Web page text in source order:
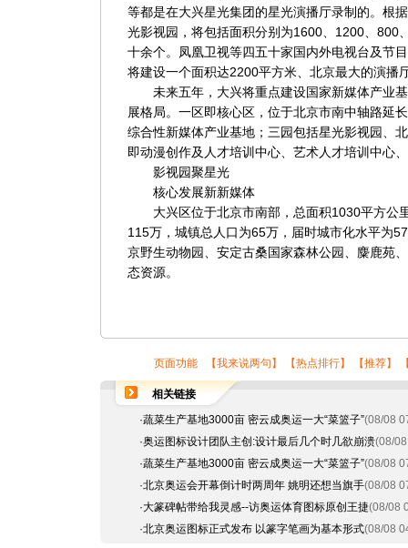
等都是在大兴星光集团的星光演播厅录制的。根
光影视园，将包括面积分别为1600、1200、800
十余个。凤凰卫视等四五十家国内外电视台及节
将建设一个面积达2200平方米、北京最大的演播
未来五年，大兴将重点建设国家新媒体产业基
展格局。一区即核心区，位于北京市南中轴路延
综合性新媒体产业基地；三园包括星光影视园、
即动漫创作及人才培训中心、艺术人才培训中心
影视园聚星光
核心发展新新媒体
大兴区位于北京市南部，总面积1030平方公
115万，城镇总人口为65万，届时城市化水平为
京野生动物园、安定古桑国家森林公园、麋鹿苑
态资源。
页面功能 【我来说两句 】 【热点排行】 【推荐】
相关链接
·蔬菜生产基地3000亩 密云成奥运一大“菜篮子”(08/08
·奥运图标设计团队主创:设计最后几个时几欲崩溃(08/
·蔬菜生产基地3000亩 密云成奥运一大“菜篮子”(08/08
·北京奥运会开幕倒计时两周年 姚明还想当旗手(08/08
·大篆碑帖带给我灵感--访奥运体育图标原创王捷(08/08
·北京奥运图标正式发布 以篆字笔画为基本形式(08/08